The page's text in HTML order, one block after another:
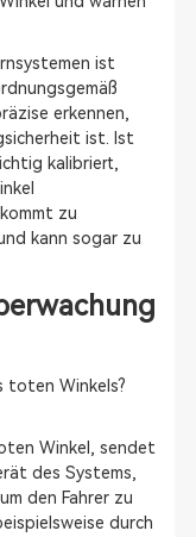
ist
erkennen,
ist. Ist
kalibriert,
zu
kann sogar zu
toten Winkels?
Winkel, sendet
des Systems,
den Fahrer zu
durch